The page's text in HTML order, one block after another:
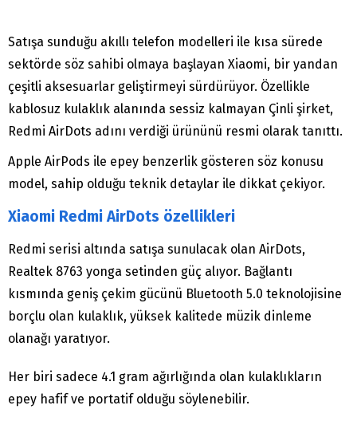
Satışa sunduğu akıllı telefon modelleri ile kısa sürede
sektörde söz sahibi olmaya başlayan Xiaomi, bir yandan
çeşitli aksesuarlar geliştirmeyi sürdürüyor. Özellikle
kablosuz kulaklık alanında sessiz kalmayan Çinli şirket,
Redmi AirDots adını verdiği ürününü resmi olarak tanıttı.
Apple AirPods ile epey benzerlik gösteren söz konusu
model, sahip olduğu teknik detaylar ile dikkat çekiyor.
Xiaomi Redmi AirDots özellikleri
Redmi serisi altında satışa sunulacak olan AirDots,
Realtek 8763 yonga setinden güç alıyor. Bağlantı
kısmında geniş çekim gücünü Bluetooth 5.0 teknolojisine
borçlu olan kulaklık, yüksek kalitede müzik dinleme
olanağı yaratıyor.
Her biri sadece 4.1 gram ağırlığında olan kulaklıkların
epey hafif ve portatif olduğu söylenebilir.